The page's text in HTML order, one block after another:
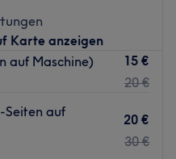
Karte anzeigen
auf Maschine)
15 €
20 €
Seiten auf
20 €
30 €